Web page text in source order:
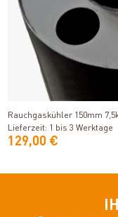
Rauchgaskühler 150mm
Lieferzeit: 1 bis 3 Werktage
129,00 €